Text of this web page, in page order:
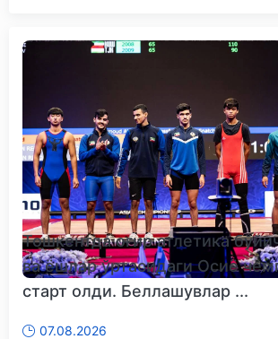
Тошкентда оғир атлетика
ва ёшлар ўртасидаги Осиё
старт олди. Беллашувлар ...
07.08.2026